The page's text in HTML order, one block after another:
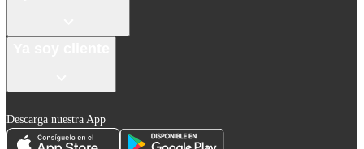
Descarga nuestra App